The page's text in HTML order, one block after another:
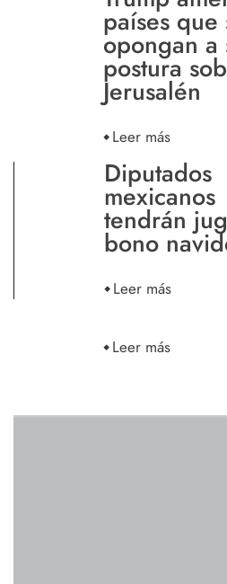
países que
opongan a
postura
Jerusalén
Leer más
Diputados
mexicanos
tendrán
bono
Leer más
Leer más